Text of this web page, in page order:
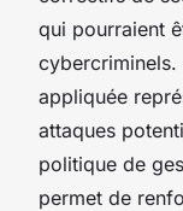
qui pourraient
cybercriminels.
appliquée
attaques
politique de
permet de